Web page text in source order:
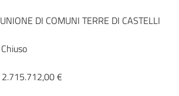
UNIONE DI COMUNI TERRE DI CASTELLI
Chiuso
2.715.712,00 €